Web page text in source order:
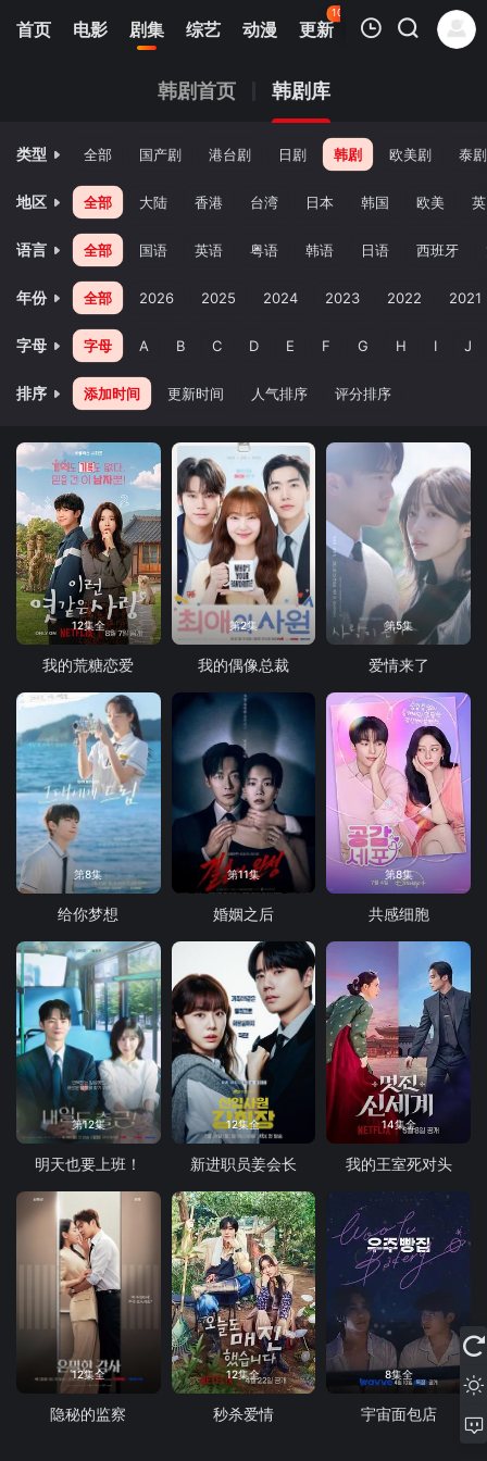
首页 电影 剧集 综艺 动漫 更新
108
热榜 APP
我的观影记录
暂无观看影片的记录
韩剧首页 韩剧库
类型 全部 国产剧 港台剧 日剧 韩剧 欧美剧 泰剧
地区 全部 大陆 香港 台湾 日本 韩国 欧美
语言 全部 国语 英语 粤语 韩语 日语 西班牙
年份 全部 2026 2025 2024 2023 2022 2021
字母 字母 A B C D E F G H I J
排序 添加时间 更新时间 人气排序 评分排序
12集全
我的荒糖恋爱
第2集
我的偶像总裁
第5集
爱情来了
第8集
给你梦想
第11集
婚姻之后
第8集
共感细胞
第12集
明天也要上班！
12集全
新进职员姜会长
14集全
我的王室死对头
12集全
隐秘的监察
12集全
秒杀爱情
8集全
宇宙面包店